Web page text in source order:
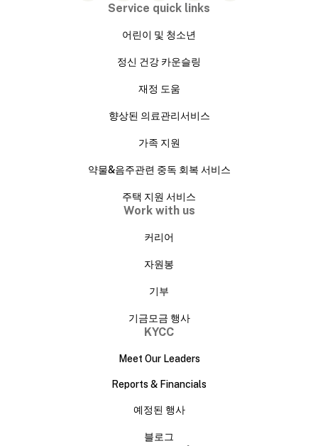
Service quick links
어린이 및 청소년
정신 건강 카운슬링
재정 도움
향상된 의료관리서비스
가족 지원
약물&음주관련 중독 회복 서비스
주택 지원 서비스
Work with us
커리어
자원봉
기부
기금모금 행사
KYCC
Meet Our Leaders
Reports & Financials
예정된 행사
블로그